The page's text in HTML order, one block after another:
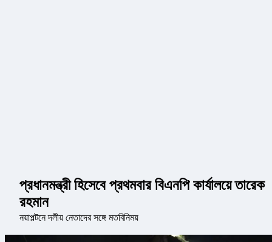
প্রধানমন্ত্রী হিসেবে প্রথমবার বিএনপি কার্যালয়ে তারেক
রহমান
নয়াপল্টনে দলীয় নেতাদের সঙ্গে মতবিনিময়